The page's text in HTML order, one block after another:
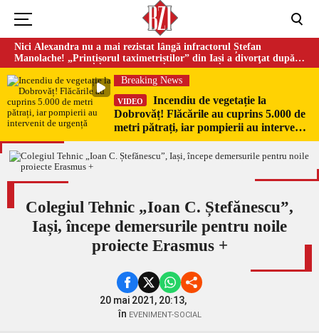
Nici Alexandra nu a mai rezistat lângă infractorul Ștefan
Manolache! „Prințișorul taximetriștilor” din Iași a divorţat după
doi ani de căsnicie
Breaking News
VIDEO
Incendiu de vegetație la
Dobrovăț! Flăcările au cuprins 5.000 de
metri pătrați, iar pompierii au intervenit
de urgență
Colegiul Tehnic „Ioan C. Ștefănescu”,
Iași, începe demersurile pentru noile
proiecte Erasmus +
20 mai 2021, 20:13,
în EVENIMENT-SOCIAL